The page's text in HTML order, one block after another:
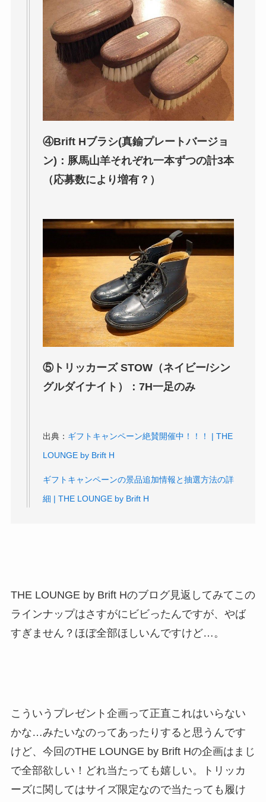
④Brift Hブラシ(真鍮プレートバージョ
ン)：豚馬山羊それぞれ一本ずつの計3本
（応募数により増有？）
⑤トリッカーズ STOW（ネイビー/シン
グルダイナイト）：7H一足のみ
出典： ギフトキャンペーン絶賛開催中！！！ | THE
LOUNGE by Brift H
ギフトキャンペーンの景品追加情報と抽選方法の詳
細 | THE LOUNGE by Brift H
THE LOUNGE by Brift Hのブログ見返してみてこの
ラインナップはさすがにビビったんですが、やば
すぎません？ほぼ全部ほしいんですけど…。
こういうプレゼント企画って正直これはいらない
かな…みたいなのってあったりすると思うんです
けど、今回のTHE LOUNGE by Brift Hの企画はまじ
で全部欲しい！どれ当たっても嬉しい。トリッカ
ーズに関してはサイズ限定なので当たっても履け